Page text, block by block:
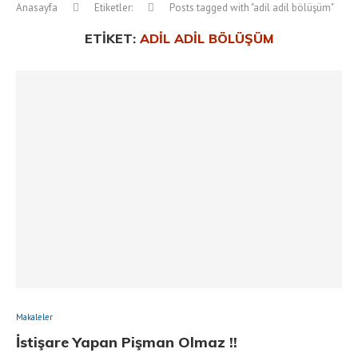
Anasayfa Etiketler: Posts tagged with "adil adil bölüşüm"
ETIKET: ADIL ADIL BÖLÜŞÜM
Makaleler
İstişare Yapan Pişman Olmaz !!